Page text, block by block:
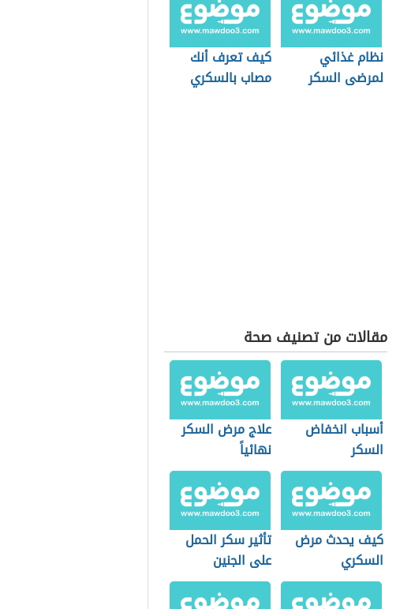
نظام غذائي
لمرضى السكر
كيف تعرف أنك
مصاب بالسكري
مقالات من تصنيف صحة
أسباب انخفاض
السكر
علاج مرض السكر
نهائياً
كيف يحدث مرض
السكري
تأثير سكر الحمل
على الجنين